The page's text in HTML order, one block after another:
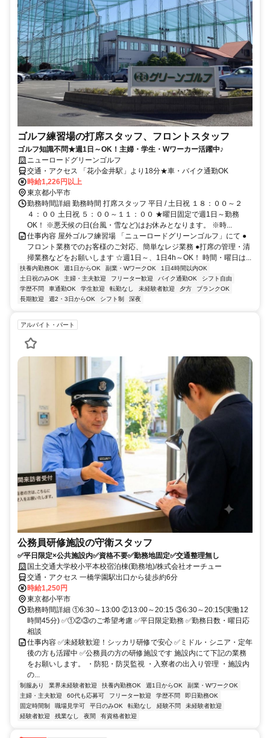
ゴルフ練習場の打席スタッフ、フロントスタッフ
ゴルフ知識不問★週1日～OK！主婦・学生・Wワーカー活躍中♪
ニューロードグリーンゴルフ
交通・アクセス 「花小金井駅」より18分★車・バイク通勤OK
時給1,226円以上
東京都小平市
勤務時間詳細 勤務時間 打席スタッフ 平日 / 土日祝 １８：００～２
４：００ 土日祝 ５：００～１１：００ ★曜日固定で週1日～勤務
OK！ ※悪天候の日(台風・雪など)はお休みとなります。 ※時...
仕事内容 屋外ゴルフ練習場 「ニューロードグリーンゴルフ」にて ●
フロント業務でのお客様のご対応、簡単なレジ業務 ●打席の管理・清
掃業務などをお願いします ☆週1日～、1日4h～OK！ 時間・曜日は...
扶養内勤務OK 週1日からOK 副業・WワークOK
1日4時間以内OK
土日祝のみOK
主婦・主夫歓迎 フリーター歓迎 バイク通勤OK
シフト自由
学歴不問
車通勤OK 学生歓迎 転勤なし 未経験者歓迎 夕方
ブランクOK
長期歓迎
週2・3日からOK シフト制 深夜
アルバイト・パート
公務員研修施設の守衛スタッフ
✅平日限定×公共施設内✅資格不要✅勤務地固定✅交通整理無し
国土交通大学校小平本校宿泊棟(勤務地)/株式会社オーチュー
交通・アクセス 一橋学園駅出口から徒歩約6分
時給1,250円
東京都小平市
勤務時間詳細 ①6:30～13:00 ②13:00～20:15 ③6:30～20:15(実働12
時間45分) ✅①②③のご希望考慮 ✅平日限定勤務 ✅勤務日数・曜日応
相談
仕事内容 ✅未経験歓迎！シッカリ研修で安心 ✅ミドル・シニア・定年
後の方も活躍中 ✅公務員の方の研修施設です 施設内にて下記の業務
をお願いします。 ・防犯・防災監視 ・入寮者の出入り管理 ・施設内
の...
制服あり 業界未経験者歓迎 扶養内勤務OK 週1日からOK
副業・WワークOK
主婦・主夫歓迎
60代も応募可 フリーター歓迎 学歴不問
即日勤務OK
固定時間制
職場見学可 平日のみOK 転勤なし 経験不問
未経験者歓迎
経験者歓迎
残業なし 夜間 有資格者歓迎